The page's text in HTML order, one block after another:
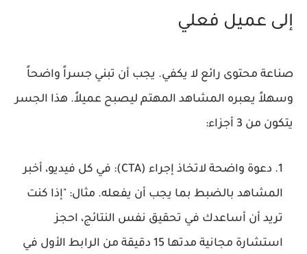
إلى عميل فعلي
صناعة محتوى رائع لا يكفي. يجب أن تبني جسراً واضحاً
وسهلاً يعبره المشاهد المهتم ليصبح عميلاً. هذا الجسر
يتكون من 3 أجزاء:
دعوة واضحة لاتخاذ إجراء (CTA):
في كل فيديو، أخبر
المشاهد بالضبط بما يجب أن يفعله. مثال: "إذا كنت
تريد أن أساعدك في تحقيق نفس النتائج، احجز
استشارة مجانية مدتها 15 دقيقة من الرابط الأول في